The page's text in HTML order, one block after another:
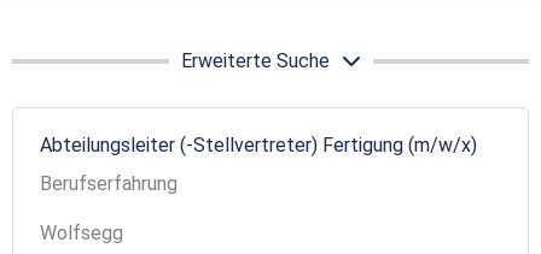
Erweiterte Suche
Abteilungsleiter (-Stellvertreter) Fertigung (m/w/x)
Berufserfahrung
Wolfsegg